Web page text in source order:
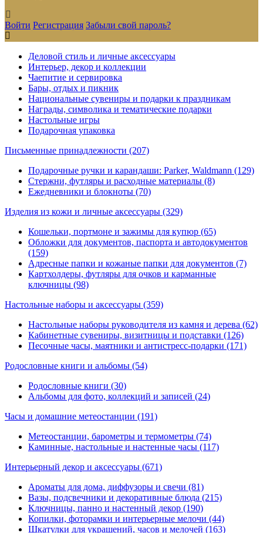
Войти Регистрация Забыли свой пароль?
Деловой стиль и личные аксессуары
Интерьер, декор и коллекции
Чаепитие и сервировка
Бары, отдых и пикник
Национальные сувениры и подарки к праздникам
Награды, символика и тематические подарки
Настольные игры
Подарочная упаковка
Письменные принадлежности (207)
Подарочные ручки и карандаши: Parker, Waldmann (129)
Стержни, футляры и расходные материалы (8)
Ежедневники и блокноты (70)
Изделия из кожи и личные аксессуары (329)
Кошельки, портмоне и зажимы для купюр (65)
Обложки для документов, паспорта и автодокументов
(159)
Адресные папки и кожаные папки для документов (7)
Картхолдеры, футляры для очков и карманные
ключницы (98)
Настольные наборы и аксессуары (359)
Настольные наборы руководителя из камня и дерева (62)
Кабинетные сувениры, визитницы и подставки (126)
Песочные часы, маятники и антистресс-подарки (171)
Родословные книги и альбомы (54)
Родословные книги (30)
Альбомы для фото, коллекций и записей (24)
Часы и домашние метеостанции (191)
Метеостанции, барометры и термометры (74)
Каминные, настольные и настенные часы (117)
Интерьерный декор и аксессуары (671)
Ароматы для дома, диффузоры и свечи (81)
Вазы, подсвечники и декоративные блюда (215)
Ключницы, панно и настенный декор (190)
Копилки, фоторамки и интерьерные мелочи (44)
Шкатулки для украшений, часов и мелочей (163)